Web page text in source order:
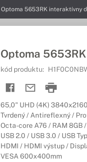
Optoma 5653RK interaktívny
Optoma
kód produktu:
65,0" UHD (4K)
Tvrdený / Antireflexný /
Octa-core A76 / RAM 8GB
USB 2.0 / USB 3.0 / USB
HDMI / HDMI výstup /
VESA 600x400mm